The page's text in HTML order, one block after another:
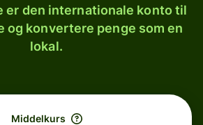
er den internationale konto til
og konvertere penge som en
lokal.
Middelkurs